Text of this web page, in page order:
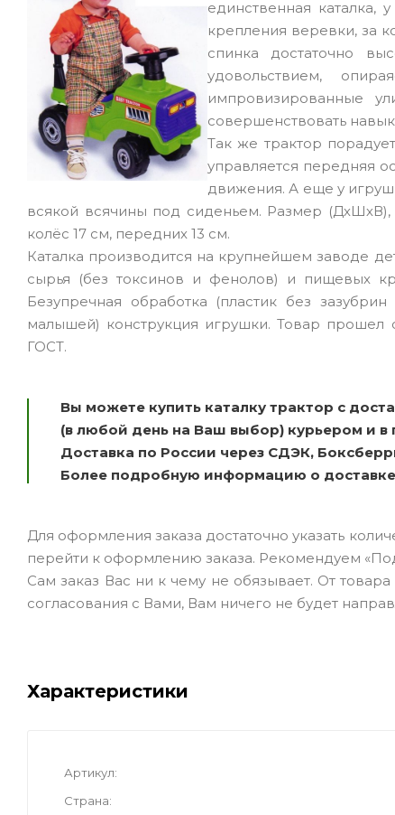
единственная каталка,
крепления веревки, за
спинка достаточно
удовольствием,
импровизированные
совершенствовать
Так же трактор
управляется передняя
движения. А еще у
всякой всячины под сиденьем. Размер
колёс 17 см, передних 13 см.
Каталка производится на крупнейшем заводе
сырья (без токсинов и фенолов) и пищевых
Безупречная обработка (пластик без
малышей) конструкция игрушки. Товар прошел
ГОСТ.
Вы можете купить каталку трактор с
(в любой день на Ваш выбор) курьером и
Доставка по России через СДЭК,
Более подробную информацию о
Для оформления заказа достаточно указать
перейти к оформлению заказа. Рекомендуем
Сам заказ Вас ни к чему не обязывает. От
согласования с Вами, Вам ничего не будет
Характеристики
Артикул
Страна